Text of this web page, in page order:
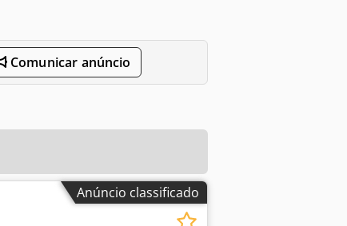
Comunicar anúncio
Anúncio classificado